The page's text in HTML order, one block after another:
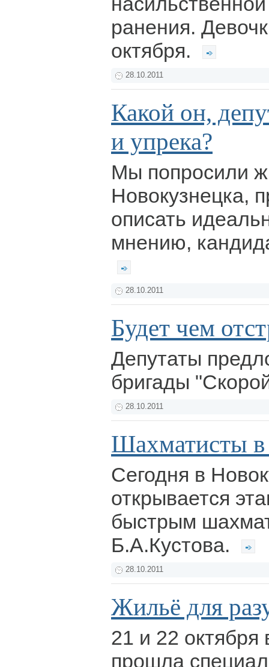
ранения.
октября.
28.10.2011
Какой он,
и упрека?
Мы попросили
Новокузнецка,
описать
мнению,
28.10.2011
Будет чем
Депутаты
бригады
28.10.2011
Шахматисты в
Сегодня в
открывается
быстрым
Б.А.Кустова.
28.10.2011
Жильё для
21 и 22 октября
прошла